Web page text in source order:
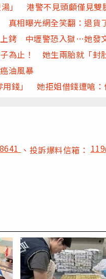
」 港警不見頭顱僅見雙
相曝光網全笑翻：退貨
銬 中壢警恐入獄…她發
為止！ 她生兩胎就「封
油風暴
用錢」 她拒姐借錢遭嗆
、投訴爆料信箱：